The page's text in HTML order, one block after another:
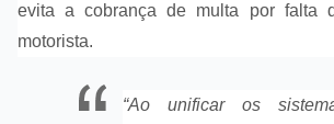
evita a cobrança de multa por falta
motorista.
“Ao unificar os